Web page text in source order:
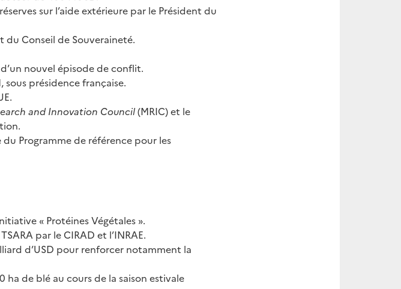
sur l’aide extérieure par le Président du
du Conseil de Souveraineté.
nouvel épisode de conflit.
sous présidence française.
and Innovation Council(MRIC) et le
du Programme de référence pour les
« Protéines Végétales ».
par le CIRAD et l’INRAE.
d’USD pour renforcer notamment la
ha de blé au cours de la saison estivale